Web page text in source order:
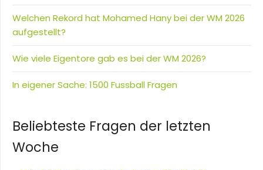
Welchen Rekord hat Mohamed Hany bei der WM 2026
aufgestellt?
Wie viele Eigentore gab es bei der WM 2026?
In eigener Sache: 1500 Fussball Fragen
Beliebteste Fragen der letzten
Woche